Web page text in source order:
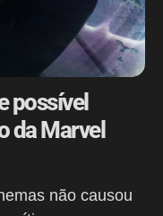
possível
da Marvel
não causou